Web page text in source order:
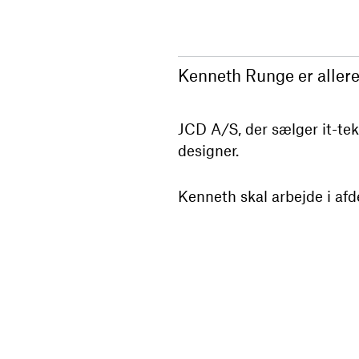
Kenneth Runge er
JCD A/S, der sælger it-
designer.
Kenneth skal arbejde i